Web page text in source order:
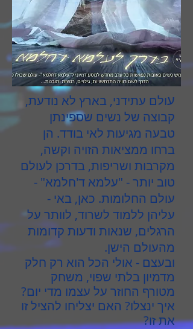
עולם עתידני, בארץ לא נודעת,
קבוצה של נשים שספינתן
טבעה מגיעות לאי בודד. הן
ברחו ממציאות הזויה וקשה,
מקרבות ושריפות, בדרכן לעולם
טוב יותר - "עלמא ד'חלמא" -
עולם החלומות. כאן, באי -
עליהן ללמוד לשרוד, לוותר על
הרגלים, שנאות ודעות קדומות
מהעולם הישן.
ובעצם - אולי הכל הוא רק חלק
מדמיון בלתי שפוי, משחק
מטורף החוזר על עצמו מדי יום?
איך ינצלו? האם יצליחו להציל זו
את זו?